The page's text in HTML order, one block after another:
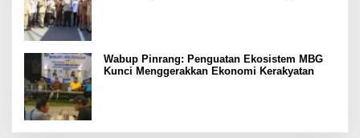
Wabup Pinrang: Penguatan Ekosistem MBG
Kunci Menggerakkan Ekonomi Kerakyatan